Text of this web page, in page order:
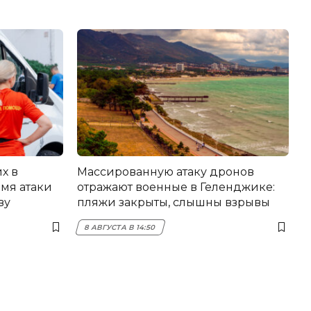
в
атаки
Массированную атаку дронов
отражают военные в Геленджике:
пляжи закрыты, слышны взрывы
8 АВГУСТА В 14:50